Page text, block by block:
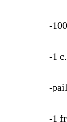
-
-1
-
-1